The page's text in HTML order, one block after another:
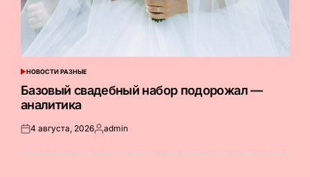
ОПУБЛИКОВАНО
В
НОВОСТИ РАЗНЫЕ
Базовый свадебный набор подорожал —
аналитика
Опубликовано
4 августа, 2026Запись
admin